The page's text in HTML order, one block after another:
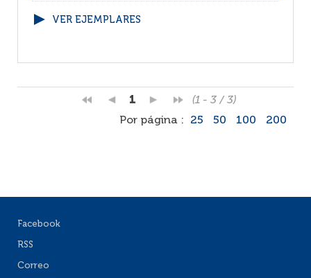
VER EJEMPLARES
1
(1 - 3 / 3)
Por página :
25 50 100 200
Facebook
RSS
Correo